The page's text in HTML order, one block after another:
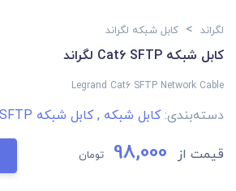
لگراند > کابل شبکه لگراند
کابل شبکه Cat6 SFTP لگراند
Legrand Cat6 SFTP Network Cable
دسته‌بندی:کابل شبکه ,کابل شبکه SFTP
قیمت از 98,000 تومان